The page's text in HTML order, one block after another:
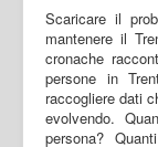
Scaricare il
mantenere il
cronache
persone in
raccogliere dati
evolvendo.
persona?